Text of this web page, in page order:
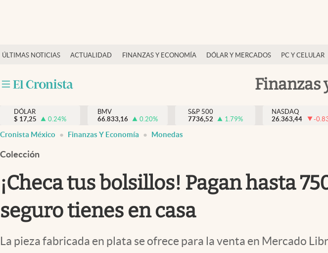
ÚLTIMAS NOTICIAS ACTUALIDAD FINANZAS Y ECONOMÍA DÓLAR Y MERCADOS PC Y CELULAR
Finanzas
Actualidad
Internacionales
Opinión
Brand Strategy
Vida y estilo
Tv
Espiritualidad
DÓLAR
$ 17,25 0.24%
BMV
66.833,16
0.20%
S&P 500
7736,52
1.79%
NASDAQ
26.363,44
-
Cronista México Finanzas Y Economía Monedas
Colección
¡Checa tus bolsillos! Pagan hasta
seguro tienes en casa
La pieza fabricada en plata se ofrece para la venta en Mercado